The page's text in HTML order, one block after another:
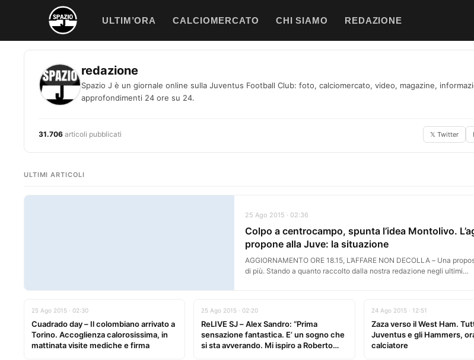
contenuto
ULTIM’ORA CALCIOMERCATO CHI SIAMO REDAZIONE
redazione
Spazio J è un giornale online sulla Juventus Football Club: foto, calciomercato, video, magazine,
approfondimenti 24 ore su 24.
31.706 articoli pubblicati 𝕏 Twitter
ULTIMI ARTICOLI
25 Ago 2015 · 02:36
Colpo a centrocampo, spunta l’idea Montolivo.
propone alla Juve: la situazione
AGGIORNAMENTO ORE 18.15, L’AFFARE NON DECOLLA – Una
di più. Stando a quanto raccolto dalla nostra redazione negli ultimi…
25 Ago 2015 · 02:30
Cuadrado day – Il colombiano arrivato a
Torino. Accoglienza calorosissima, in
mattinata visite mediche e firma
25 Ago 2015 · 02:20
ReLIVE SJ – Alex Sandro: “Prima
sensazione fantastica. E’ un sogno che
si sta avverando. Mi ispiro a Roberto
24 Ago 2015 · 12:51
Zaza verso il West Ham.
Juventus e gli Hammers,
calciatore